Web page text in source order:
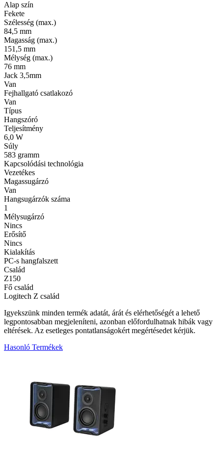
Alap szín
Fekete
Szélesség (max.)
84,5 mm
Magasság (max.)
151,5 mm
Mélység (max.)
76 mm
Jack 3,5mm
Van
Fejhallgató csatlakozó
Van
Típus
Hangszóró
Teljesítmény
6,0 W
Súly
583 gramm
Kapcsolódási technológia
Vezetékes
Magassugárzó
Van
Hangsugárzók száma
1
Mélysugárzó
Nincs
Erősítő
Nincs
Kialakítás
PC-s hangfalszett
Család
Z150
Fő család
Logitech Z család
Igyekszünk minden termék adatát, árát és elérhetőségét a lehető
legpontosabban megjeleníteni, azonban előfordulhatnak hibák vagy
eltérések. Az esetleges pontatlanságokért megértésedet kérjük.
Hasonló Termékek